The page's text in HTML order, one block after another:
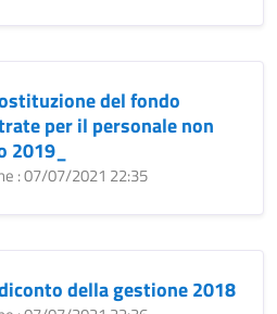
del fondo
per il personale non
: 07/07/2021 22:35
della gestione 2018